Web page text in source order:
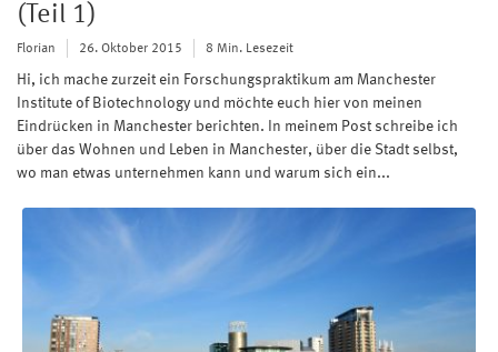
(Teil 1)
Florian 26. Oktober 2015 8 Min. Lesezeit
Hi, ich mache zurzeit ein Forschungspraktikum am Manchester
Institute of Biotechnology und möchte euch hier von meinen
Eindrücken in Manchester berichten. In meinem Post schreibe ich
über das Wohnen und Leben in Manchester, über die Stadt selbst,
wo man etwas unternehmen kann und warum sich ein...